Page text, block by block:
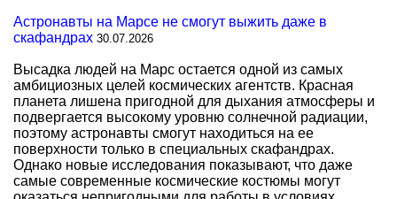
Астронавты на Марсе не смогут выжить даже в
скафандрах 30.07.2026
Высадка людей на Марс остается одной из самых
амбициозных целей космических агентств. Красная
планета лишена пригодной для дыхания атмосферы и
подвергается высокому уровню солнечной радиации,
поэтому астронавты смогут находиться на ее
поверхности только в специальных скафандрах.
Однако новые исследования показывают, что даже
самые современные космические костюмы могут